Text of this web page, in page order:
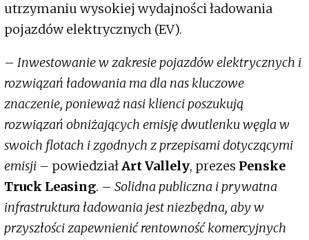
utrzymaniu wysokiej wydajności ładowania
pojazdów elektrycznych (EV).
– Inwestowanie w zakresie pojazdów elektrycznych i
rozwiązań ładowania ma dla nas kluczowe
znaczenie, ponieważ nasi klienci poszukują
rozwiązań obniżających emisję dwutlenku węgla w
swoich flotach i zgodnych z przepisami dotyczącymi
emisji – powiedziałArt Vallely, prezes Penske
Truck Leasing. – Solidna publiczna i prywatna
infrastruktura ładowania jest niezbędna, aby w
przyszłości zapewnienić rentowność komercyjnych